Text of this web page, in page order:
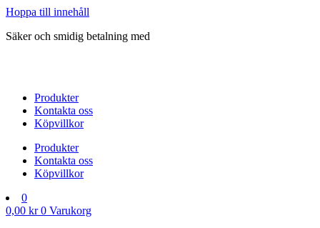
Hoppa till innehåll
Säker och smidig betalning med
Produkter
Kontakta oss
Köpvillkor
Produkter
Kontakta oss
Köpvillkor
0
0,00 kr 0 Varukorg